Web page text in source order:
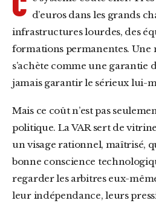
d’euros dans les grands
infrastructures lourdes, des
formations permanentes.
s’achète comme une garantie
jamais garantir le sérieux lui-
Mais ce coût n’est pas seulement financier. Il est aussi
politique. La VAR sert de
un visage rationnel, maîtrisé,
bonne conscience
regarder les arbitres eux-
leur indépendance, leurs